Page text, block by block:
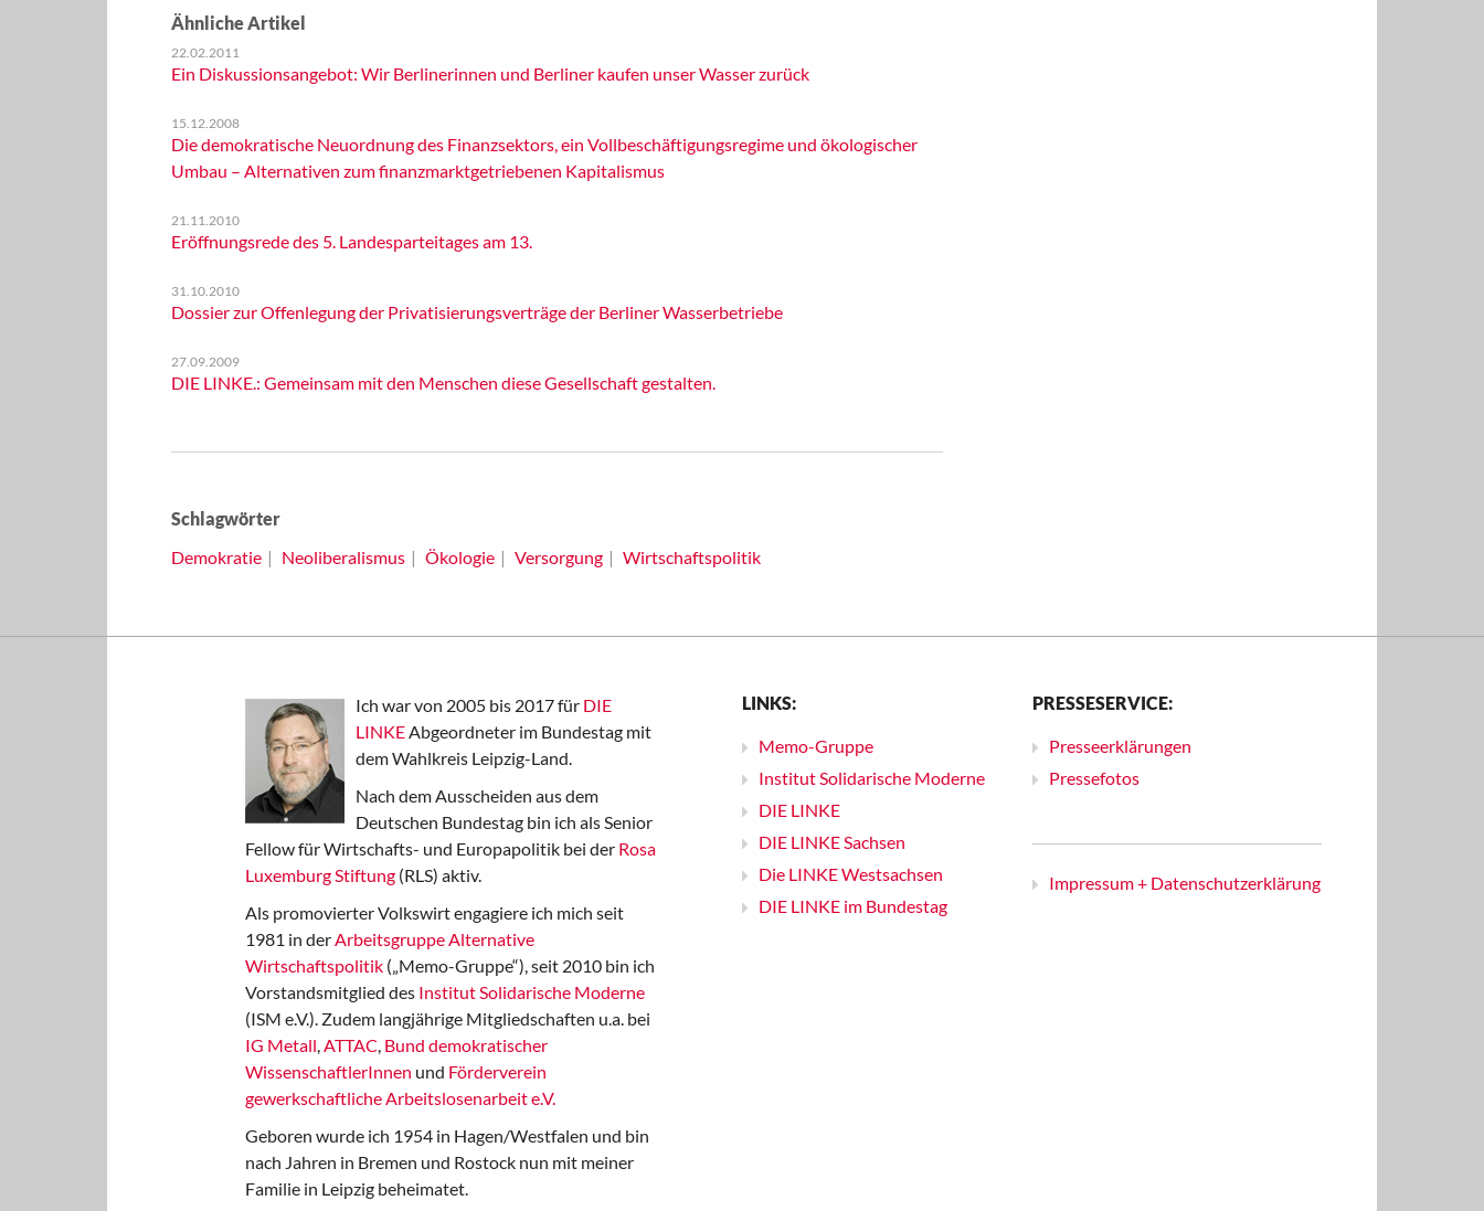
Ähnliche Artikel
22.02.2011
Ein Diskussionsangebot: Wir Berlinerinnen und Berliner kaufen unser Wasser zurück
15.12.2008
Die demokratische Neuordnung des Finanzsektors, ein Vollbeschäftigungsregime und ökologischer
Umbau – Alternativen zum finanzmarktgetriebenen Kapitalismus
21.11.2010
Eröffnungsrede des 5. Landesparteitages am 13.
31.10.2010
Dossier zur Offenlegung der Privatisierungsverträge der Berliner Wasserbetriebe
27.09.2009
DIE LINKE.: Gemeinsam mit den Menschen diese Gesellschaft gestalten.
Schlagwörter
Demokratie
Neoliberalismus Ökologie Versorgung Wirtschaftspolitik
Ich war von 2005 bis 2017 für DIE
LINKEAbgeordneter im Bundestag mit
dem Wahlkreis Leipzig-Land.
Nach dem Ausscheiden aus dem
Deutschen Bundestag bin ich als Senior
Fellow für Wirtschafts- und Europapolitik bei der Rosa
Luxemburg Stiftung (RLS) aktiv.
Als promovierter Volkswirt engagiere ich mich seit
1981 in derArbeitsgruppe Alternative
Wirtschaftspolitik („Memo-Gruppe“), seit 2010 bin ich
Vorstandsmitglied des Institut Solidarische Moderne
(ISM e.V.). Zudem langjährige Mitgliedschaften u.a. bei
IG Metall,ATTAC, Bund demokratischer
WissenschaftlerInnen und Förderverein
gewerkschaftliche Arbeitslosenarbeit e.V.
Geboren wurde ich 1954 in Hagen/Westfalen und bin
nach Jahren in Bremen und Rostock nun mit meiner
Familie in Leipzig beheimatet.
LINKS:
Memo-Gruppe
Institut Solidarische Moderne
DIE LINKE
DIE LINKE Sachsen
Die LINKE Westsachsen
DIE LINKE im Bundestag
PRESSESERVICE:
Presseerklärungen
Pressefotos
Impressum + Datenschutzerklärung